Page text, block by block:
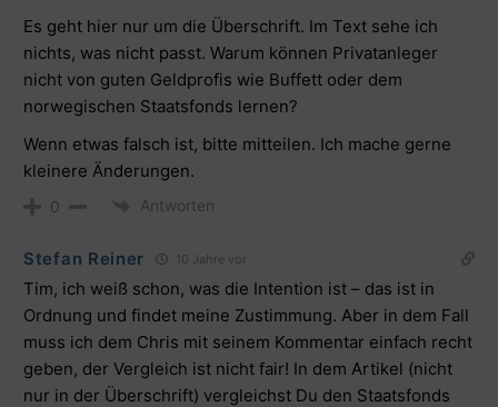
Es geht hier nur um die Überschrift. Im Text sehe ich
nichts, was nicht passt. Warum können Privatanleger
nicht von guten Geldprofis wie Buffett oder dem
norwegischen Staatsfonds lernen?
Wenn etwas falsch ist, bitte mitteilen. Ich mache gerne
kleinere Änderungen.
0 Antworten
Stefan Reiner 10 Jahre vor
Tim, ich weiß schon, was die Intention ist – das ist in
Ordnung und findet meine Zustimmung. Aber in dem Fall
muss ich dem Chris mit seinem Kommentar einfach recht
geben, der Vergleich ist nicht fair! In dem Artikel (nicht
nur in der Überschrift) vergleichst Du den Staatsfonds